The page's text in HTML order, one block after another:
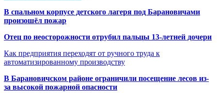
В спальном корпусе детского лагеря под Барановичами
произошёл пожар
Отец по неосторожности отрубил пальцы 13-летней дочери
Как предприятия переходят от ручного труда к
автоматизированному производству
В Барановичском районе ограничили посещение лесов из-
за высокой пожарной опасности